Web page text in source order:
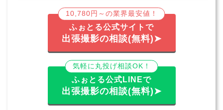
10,780円～の業界最安値！
ふぉとる公式サイトで
出張撮影の相談(無料)➤
気軽に丸投げ相談OK！
ふぉとる公式LINEで
出張撮影の相談(無料)➤